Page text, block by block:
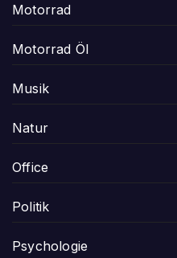
Motorrad
Motorrad Öl
Musik
Natur
Office
Politik
Psychologie